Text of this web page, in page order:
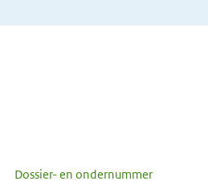
Dossier- en ondernummer